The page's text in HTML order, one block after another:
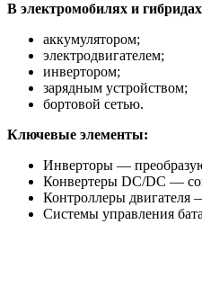
В электромобилях и
аккумулятором;
электродвигателем;
инвертором;
зарядным устройством;
бортовой сетью.
Ключевые элементы:
Инверторы —
Конвертеры DC/DC —
Контроллеры двигателя
Системы управления